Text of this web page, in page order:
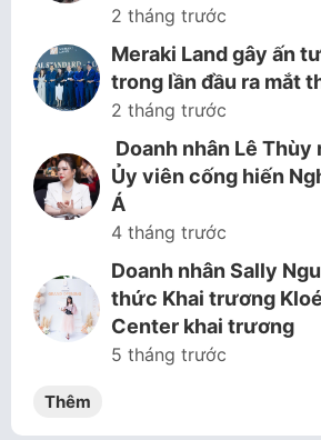
2 tháng trước
Meraki Land gây ấn
trong lần đầu ra mắt
2 tháng trước
Doanh nhân Lê Thùy
Ủy viên cống hiến
Á
4 tháng trước
Doanh nhân Sally
thức Khai trương
Center khai trương
5 tháng trước
Thêm